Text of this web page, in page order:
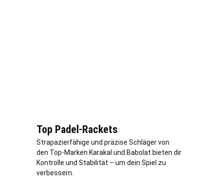
Top Padel-Rackets
Strapazierfähige und präzise Schläger von
den Top-Marken Karakal und Babolat bieten dir
Kontrolle und Stabilität – um dein Spiel zu
verbessern.